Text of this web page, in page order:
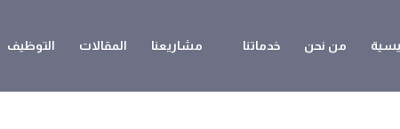
من نحن خدماتنا مشاريعنا المقالات التوظيف